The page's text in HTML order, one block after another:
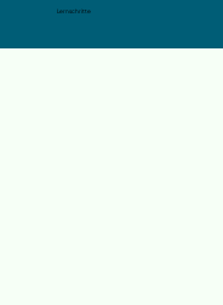
Lernschritte